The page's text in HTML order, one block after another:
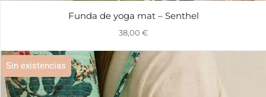
Funda de yoga mat – Senthel
38,00 €
Sin existencias